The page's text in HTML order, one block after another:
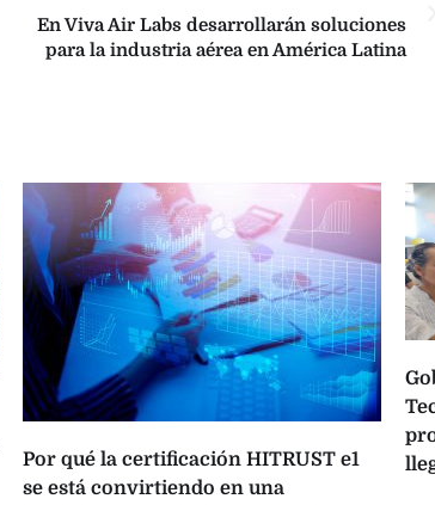
En Viva Air Labs desarrollarán soluciones
para la industria aérea en América Latina
Por qué la certificación HITRUST e1
se está convirtiendo en una